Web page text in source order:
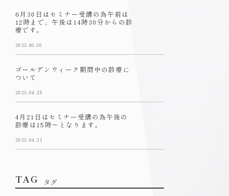
6月30日はセミナー受講の為午前は
12時まで、午後は14時30分からの診
療です。
2023.06.30
ゴールデンウィーク期間中の診療に
ついて
2023.04.25
4月21日はセミナー受講の為午後の
診療は15時〜となります。
2023.04.21
TAG タグ